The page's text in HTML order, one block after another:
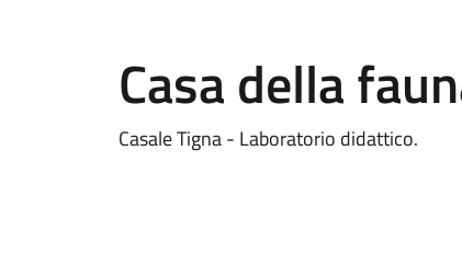
Casa della
Casale Tigna - Laboratorio didattico.